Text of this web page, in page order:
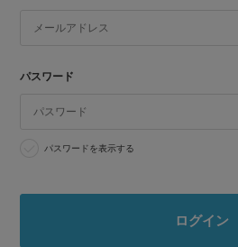
パスワード
パスワードを表示する